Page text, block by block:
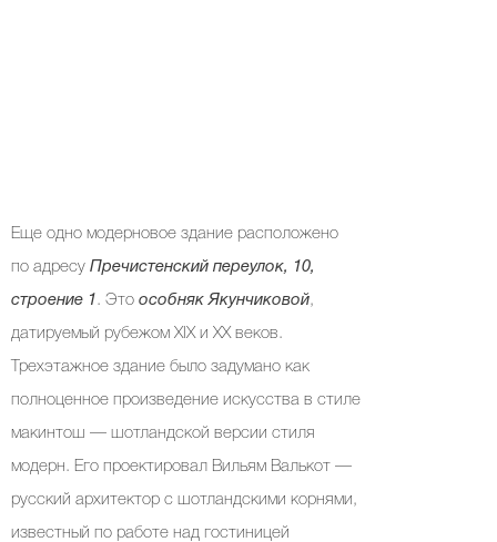
Еще одно модерновое здание расположено
по адресу Пречистенский переулок, 10,
строение 1 . Это особняк Якунчиковой,
датируемый рубежом XIX и XX веков.
Трехэтажное здание было задумано как
полноценное произведение искусства в стиле
макинтош — шотландской версии стиля
модерн. Его проектировал Вильям Валькот —
русский архитектор с шотландскими корнями,
известный по работе над гостиницей